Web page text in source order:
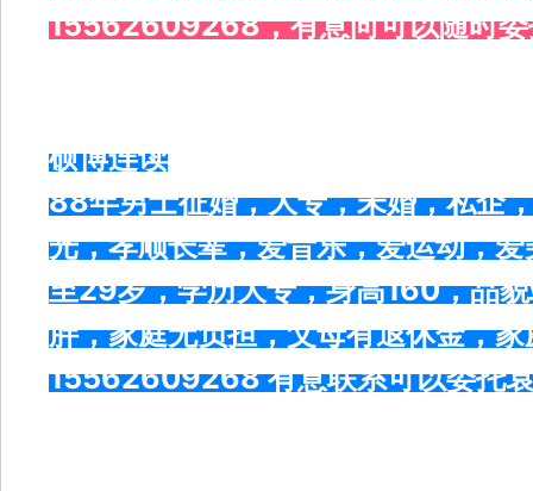
15562609268，有意向可以随时委
硕博连读
88年男士征婚，大专，未婚，私企
光，孝顺长辈，爱音乐，爱运动，
至29岁，学历大专，身高160，品
胖，家庭无负担，父母有退休金，
15562609268 有意联系可以委托